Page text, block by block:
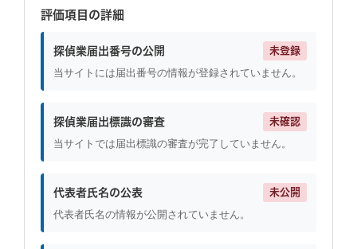
評価項目の詳細
探偵業届出番号の公開 未登録
当サイトには届出番号の情報が登録されていません。
探偵業届出標識の審査 未確認
当サイトでは届出標識の審査が完了していません。
代表者氏名の公表 未公開
代表者氏名の情報が公開されていません。